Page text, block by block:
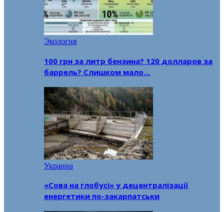
Экология
100 грн за литр бензина? 120 долларов за
баррель? Слишком мало…
Украина
«Сова на глобусі» у децентралізації
енергетики по-закарпатськи